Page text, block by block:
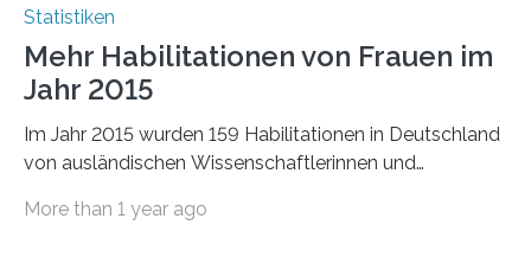
Statistiken
Mehr Habilitationen von Frauen im
Jahr 2015
Im Jahr 2015 wurden 159 Habilitationen in Deutschland
von ausländischen Wissenschaftlerinnen und
More than 1 year ago